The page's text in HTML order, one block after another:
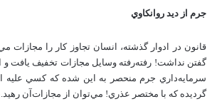
جرم‌ از ديد روانكاوي‌
قانون‌ در ادوار گذشته‌، انسان‌ تجاوز كار را
گفتن‌ نداشت‌! رفته‌رفته‌ وسايل‌ مجازات‌ تخفيف‌ يافت‌
سرمايه‌داري‌ جرم‌ منحصر به‌ اين‌ شده‌ كه‌ كسي‌ عليه‌
گرديده‌ كه‌ با مختصر عذري‌! مي‌توان‌ از مجازات‌آن‌